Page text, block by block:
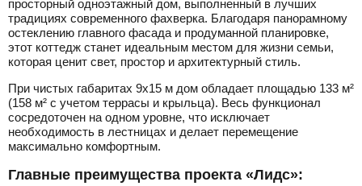
просторный одноэтажный дом, выполненный в лучших
традициях современного фахверка. Благодаря панорамному
остеклению главного фасада и продуманной планировке,
этот коттедж станет идеальным местом для жизни семьи,
которая ценит свет, простор и архитектурный стиль.
При чистых габаритах 9х15 м дом обладает площадью 133 м²
(158 м² с учетом террасы и крыльца). Весь функционал
сосредоточен на одном уровне, что исключает
необходимость в лестницах и делает перемещение
максимально комфортным.
Главные преимущества проекта «Лидс»: